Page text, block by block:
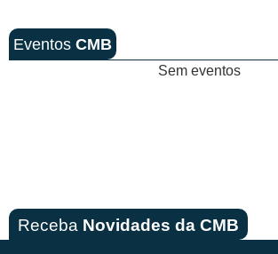
Eventos CMB
Sem eventos
Receba Novidades da CMB